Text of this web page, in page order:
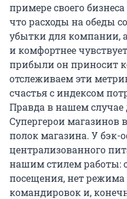
примере своего
что расходы на обеды
убытки для компании,
и комфортнее
прибыли он приносит
отслеживаем эти
счастья с индексом
Правда в нашем случае
Супергерои
полок магазина. У бэк-
централизованного
нашим стилем работы:
посещения, нет режима
командировок и,